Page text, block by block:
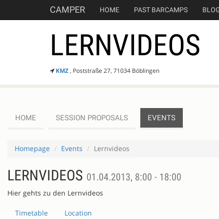
CAMPER HOME PAST BARCAMPS
LERNVIDEOS
KMZ, Poststraße 27, 71034 Böblingen
HOME SESSION PROPOSALS EVENTS
Homepage Events Lernvideos
LERNVIDEOS 01.04.2013, 8:00 - 18:00
Hier gehts zu den Lernvideos
Timetable Location